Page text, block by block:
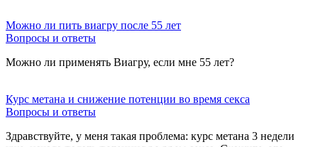
Можно ли пить виагру после 55 лет
Вопросы и ответы
Можно ли применять Виагру, если мне 55 лет?
Курс метана и снижение потенции во время секса
Вопросы и ответы
Здравствуйте, у меня такая проблема: курс метана 3 недели